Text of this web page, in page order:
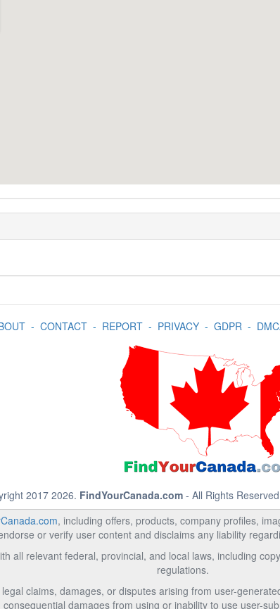
- CONTACT- REPORT- PRIVACY- GDPR-
2017 2026. FindYourCanada.com - All Rights
, including offers, products, company profiles,
or verify user content and disclaims any liability
all relevant federal, provincial, and local laws, including
regulations.
claims, damages, or disputes arising from user-
consequential damages from using or inability to use user-